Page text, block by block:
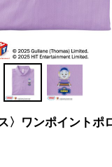
〉ワンポイント